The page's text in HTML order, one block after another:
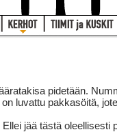
pidetään.
luvattu pakkasöitä,
jää tästä oleellisesti